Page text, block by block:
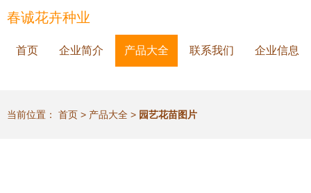
春诚花卉种业
首页 企业简介 产品大全 联系我们 企业信息
当前位置： 首页 > 产品大全 > 园艺花苗图片